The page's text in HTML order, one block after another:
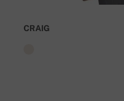
CRAIG